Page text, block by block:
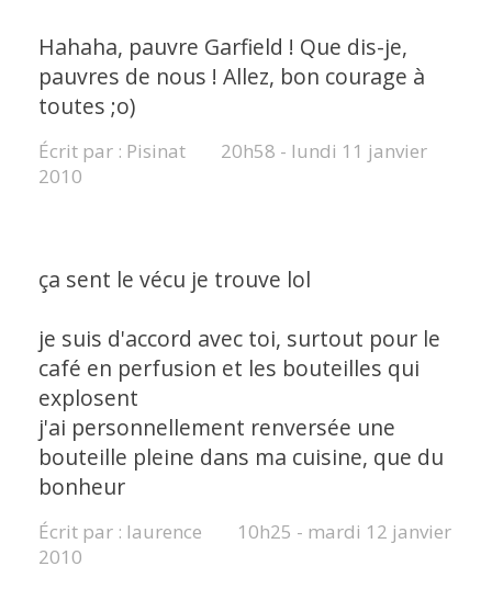
Hahaha, pauvre Garfield ! Que dis-je,
pauvres de nous ! Allez, bon courage à
toutes ;o)
Écrit par : Pisinat 20h58 - lundi 11 janvier
2010
ça sent le vécu je trouve lol
je suis d'accord avec toi, surtout pour le
café en perfusion et les bouteilles qui
explosent
j'ai personnellement renversée une
bouteille pleine dans ma cuisine, que du
bonheur
Écrit par : laurence 10h25 - mardi 12 janvier
2010